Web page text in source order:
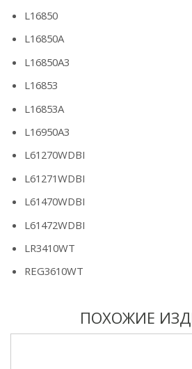
L16850
L16850A
L16850A3
L16853
L16853A
L16950A3
L61270WDBI
L61271WDBI
L61470WDBI
L61472WDBI
LR3410WT
REG3610WT
ПОХОЖИЕ